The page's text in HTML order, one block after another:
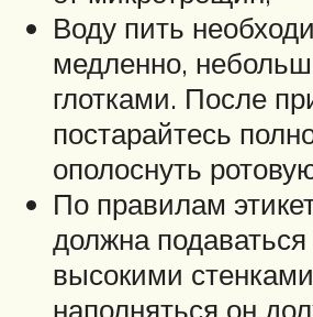
Воду пить
медленно,
глотками. После
постарайтесь
ополоснуть
По правилам
должна подаваться
высокими
наполняться он